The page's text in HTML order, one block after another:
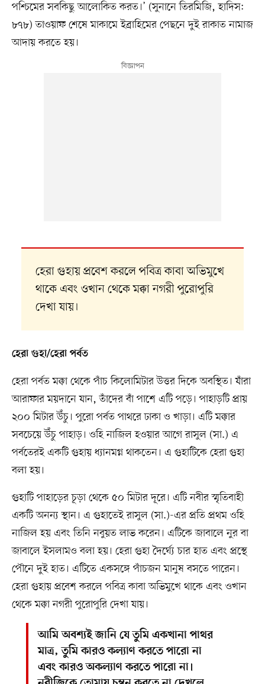
পশ্চিমের সবকিছু আলোকিত করত।’ (সুনানে তিরমিজি, হাদিস:
৮৭৮) তাওয়াফ শেষে মাকামে ইব্রাহিমের পেছনে দুই রাকাত নামাজ
আদায় করতে হয়।
হেরা গুহায় প্রবেশ করলে পবিত্র কাবা অভিমুখে
থাকে এবং ওখান থেকে মক্কা নগরী পুরোপুরি
দেখা যায়।
হেরা গুহা/হেরা পর্বত
হেরা পর্বত মক্কা থেকে পাঁচ কিলোমিটার উত্তর দিকে অবস্থিত। যাঁরা
আরাফার ময়দানে যান, তাঁদের বাঁ পাশে এটি পড়ে। পাহাড়টি প্রায়
২০০ মিটার উঁচু। পুরো পর্বত পাথরে ঢাকা ও খাড়া। এটি মক্কার
সবচেয়ে উঁচু পাহাড়। ওহি নাজিল হওয়ার আগে রাসুল (সা.) এ
পর্বতেরই একটি গুহায় ধ্যানমগ্ন থাকতেন। এ গুহাটিকে হেরা গুহা
বলা হয়।
গুহাটি পাহাড়ের চূড়া থেকে ৫০ মিটার দূরে। এটি নবীর স্মৃতিবাহী
একটি অনন্য স্থান। এ গুহাতেই রাসুল (সা.)-এর প্রতি প্রথম ওহি
নাজিল হয় এবং তিনি নবুয়ত লাভ করেন। এটিকে জাবালে নুর বা
জাবালে ইসলামও বলা হয়। হেরা গুহা দৈর্ঘ্যে চার হাত এবং প্রস্থে
পৌনে দুই হাত। এটিতে একসঙ্গে পাঁচজন মানুষ বসতে পারেন।
হেরা গুহায় প্রবেশ করলে পবিত্র কাবা অভিমুখে থাকে এবং ওখান
থেকে মক্কা নগরী পুরোপুরি দেখা যায়।
আমি অবশ্যই জানি যে তুমি একখানা পাথর
মাত্র, তুমি কারও কল্যাণ করতে পারো না
এবং কারও অকল্যাণ করতে পারো না।